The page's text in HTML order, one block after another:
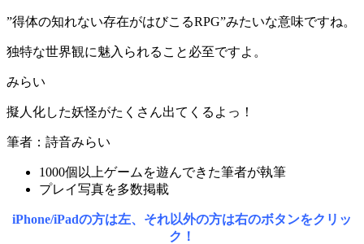
”得体の知れない存在がはびこるRPG”みたいな意味ですね。
独特な世界観に魅入られること必至ですよ。
みらい
擬人化した妖怪がたくさん出てくるよっ！
筆者：詩音みらい
1000個以上ゲームを遊んできた筆者が執筆
プレイ写真を多数掲載
iPhone/iPadの方は左、それ以外の方は右のボタンをクリッ
ク！